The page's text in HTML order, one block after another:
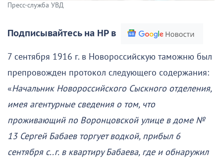
Пресс-служба УВД
Подписывайтесь на НР в
7 сентября 1916 г. в Новороссийскую таможню был
препровожден протокол следующего содержания:
«Начальник Новороссийского Сыскного отделения,
имея агентурные сведения о том, что
проживающий по Воронцовской улице в доме №
13 Сергей Бабаев торгует водкой, прибыл 6
сентября с..г. в квартиру Бабаева, где и обнаружил